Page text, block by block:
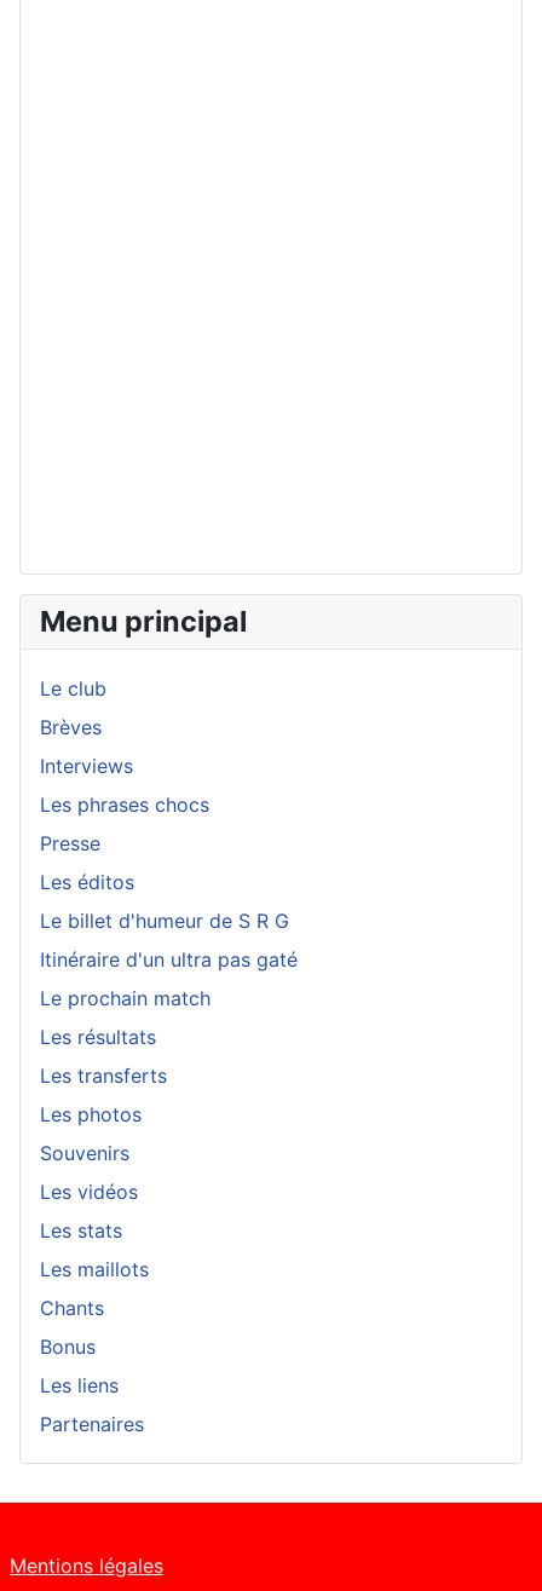
Menu principal
Le club
Brèves
Interviews
Les phrases chocs
Presse
Les éditos
Le billet d'humeur de S R G
Itinéraire d'un ultra pas gaté
Le prochain match
Les résultats
Les transferts
Les photos
Souvenirs
Les vidéos
Les stats
Les maillots
Chants
Bonus
Les liens
Partenaires
Mentions légales